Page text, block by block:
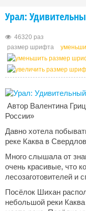
Урал:
46320 раз
размер шрифта
Автор Валентина
России»
Давно хотела
реке Каква в
Много слышала от
очень красивые, что
лесозаготовителей и
Посёлок Шихан
небольшой реки